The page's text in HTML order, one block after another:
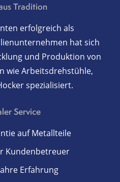
Tradition
erfolgreich als
hat sich
und Produktion von
wie Arbeitsdrehstühle,
spezialisiert.
Service
auf Metallteile
Kundenbetreuer
Erfahrung